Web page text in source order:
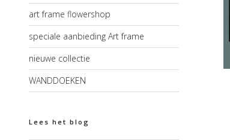
art frame flowershop
speciale aanbieding Art frame
nieuwe collectie
WANDDOEKEN
Lees het blog